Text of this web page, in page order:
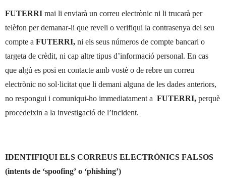
FUTERRI mai li enviarà un correu electrònic ni li trucarà per
telèfon per demanar-li que reveli o verifiqui la contrasenya del seu
compte a FUTERRI, ni els seus números de compte bancari o
targeta de crèdit, ni cap altre tipus d’informació personal. En cas
que algú es posi en contacte amb vostè o de rebre un correu
electrònic no sol·licitat que li demani alguna de les dades anteriors,
no respongui i comuniqui-ho immediatament a FUTERRI, perquè
procedeixin a la investigació de l’incident.
IDENTIFIQUI ELS CORREUS ELECTRÒNICS FALSOS
(intents de ‘spoofing’ o ‘phishing’)